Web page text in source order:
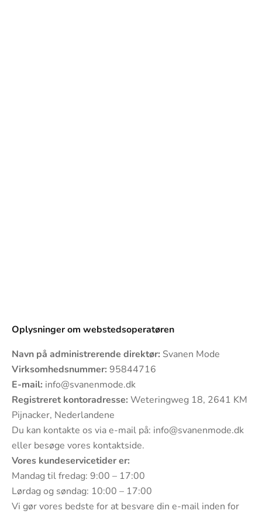
Oplysninger om webstedsoperatøren
Navn på administrerende direktør: Svanen Mode
Virksomhedsnummer: 95844716
E-mail: info@svanenmode.dk
Registreret kontoradresse: Weteringweg 18, 2641 KM
Pijnacker, Nederlandene
Du kan kontakte os via e-mail på: info@svanenmode.dk
eller besøge vores kontaktside.
Vores kundeservicetider er:
Mandag til fredag: 9:00 – 17:00
Lørdag og søndag: 10:00 – 17:00
Vi gør vores bedste for at besvare din e-mail inden for